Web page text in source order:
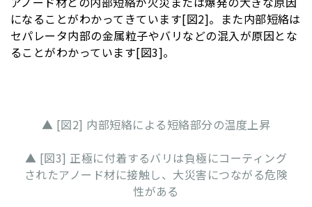
になることがわかってきています[図2]。また内部短絡は
セパレータ内部の金属粒子やバリなどの混入が原因とな
ることがわかっています[図3]。
▲ [図2] 内部短絡による短絡部分の温度上昇
▲ [図3] 正極に付着するバリは負極にコーティング
されたアノード材に接触し、大災害につながる危険
性がある